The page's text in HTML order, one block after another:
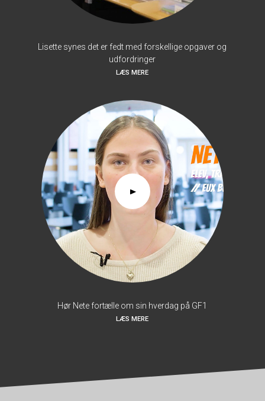
Lisette synes det er fedt med forskellige opgaver og
udfordringer
LÆS MERE
Hør Nete fortælle om sin hverdag på GF1
LÆS MERE